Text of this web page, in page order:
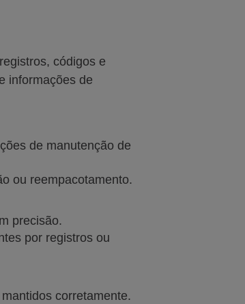
códigos e
informações de
de manutenção de
ou reempacotamento.
precisão.
por registros ou
corretamente.